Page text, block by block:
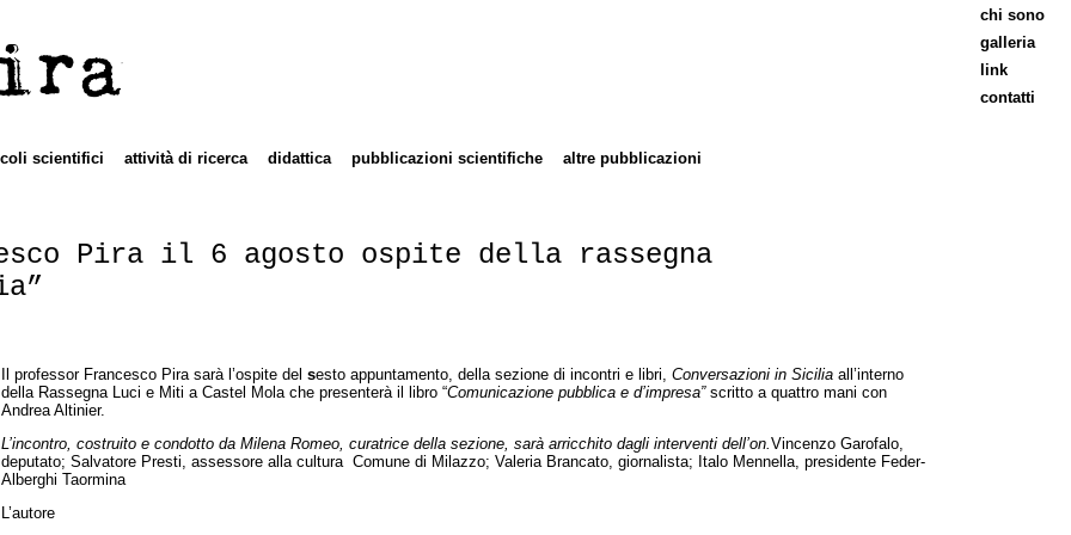
chi sono
galleria
link
contatti
scientifici attività di ricerca didattica pubblicazioni scientifiche altre pubblicazioni
Pira il 6 agosto ospite della rassegna
Il professor Francesco Pira sarà l’ospite del sesto appuntamento, della sezione di incontri e libri, Conversazioni in Sicilia all’interno
della Rassegna Luci e Miti a Castel Mola che presenterà il libro “Comunicazione pubblica e d’impresa” scritto a quattro mani con
Andrea Altinier.
L’incontro, costruito e condotto da Milena Romeo, curatrice della sezione, sarà arricchito dagli interventi dell’on.Vincenzo Garofalo,
deputato; Salvatore Presti, assessore alla cultura Comune di Milazzo; Valeria Brancato, giornalista; Italo Mennella, presidente Feder-
Alberghi Taormina
L’autore